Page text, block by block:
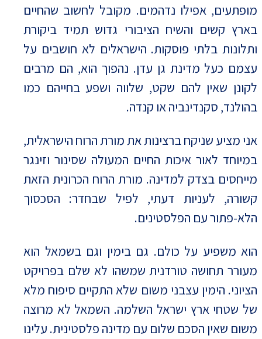
מופתעים, אפילו נדהמים. מקובל לחשוב שהחיים
בארץ קשים והשיח הציבורי גדוש תמיד ביקורת
ותלונות בלתי פוסקות. הישראלים לא חושבים על
עצמם כעל מדינת גן עדן. נהפוך הוא, הם מרבים
לקונן שאין להם שקט, שלווה ושפע בחייהם כמו
בהולנד, סקנדינביה או קנדה.
אני מציע שניקח ברצינות את מורת הרוח הישראלית,
במיוחד לאור איכות החיים המעולה שסינור וזינגר
מייחסים בצדק למדינה. מורת הרוח הכרונית הזאת
קשורה, לעניות דעתי, לפיל שבחדר: הסכסוך
הלא-פתור עם הפלסטינים.
הוא משפיע על כולם. גם בימין וגם בשמאל הוא
מעורר תחושה טורדנית שמשהו לא שלם בפרויקט
הציוני. הימין עצבני משום שלא התקיים סיפוח מלא
של שטחי ארץ ישראל השלמה. השמאל לא מרוצה
משום שאין הסכם שלום עם מדינה פלסטינית. עלינו